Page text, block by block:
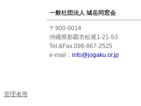
一般社団法人 城岳同窓会
〒900-0014
沖縄県那覇市松尾1-21-53
Tel.&Fax.098-867-2525
e-mail： info@jogaku.or.jp
管理者用